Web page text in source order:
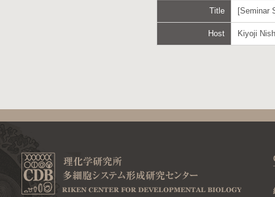
Title [Seminar
Host Kiyoji